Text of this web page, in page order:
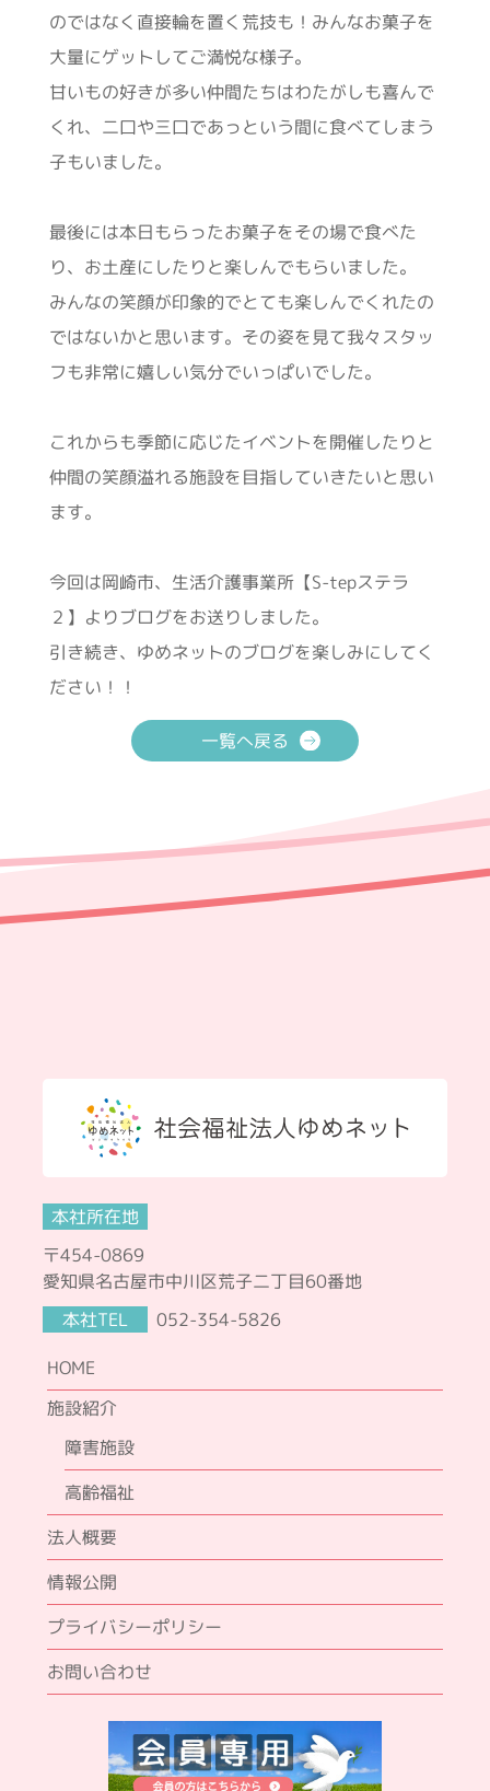
のではなく直接輪を置く荒技も！みんなお菓子を
大量にゲットしてご満悦な様子。
甘いもの好きが多い仲間たちはわたがしも喜んで
くれ、二口や三口であっという間に食べてしまう
子もいました。
最後には本日もらったお菓子をその場で食べた
り、お土産にしたりと楽しんでもらいました。
みんなの笑顔が印象的でとても楽しんでくれたの
ではないかと思います。その姿を見て我々スタッ
フも非常に嬉しい気分でいっぱいでした。
これからも季節に応じたイベントを開催したりと
仲間の笑顔溢れる施設を目指していきたいと思い
ます。
今回は岡崎市、生活介護事業所【S-tepステラ
２】よりブログをお送りしました。
引き続き、ゆめネットのブログを楽しみにしてく
ださい！！
一覧へ戻る
本社所在地
〒454-0869
愛知県名古屋市中川区荒子二丁目60番地
本社TEL
052-354-5826
HOME
施設紹介
障害施設
高齢福祉
法人概要
情報公開
プライバシーポリシー
お問い合わせ